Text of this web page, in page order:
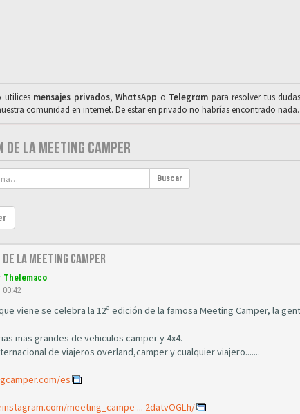
utilices mensajes privados,WhαtsApp o Telegrαm para resolver tus
comunidad en internet. De estar en privado no habrías encontrado nada.
DE LA MEETING CAMPER
Buscar
de la Meeting Camper
Thelemaco
00:42
viene se celebra la 12ª edición de la famosa Meeting Camper, la
mas grandes de vehiculos camper y 4x4.
de viajeros overland,camper y cualquier viajero.......
es
meeting_campe ... 2datvOGLh/